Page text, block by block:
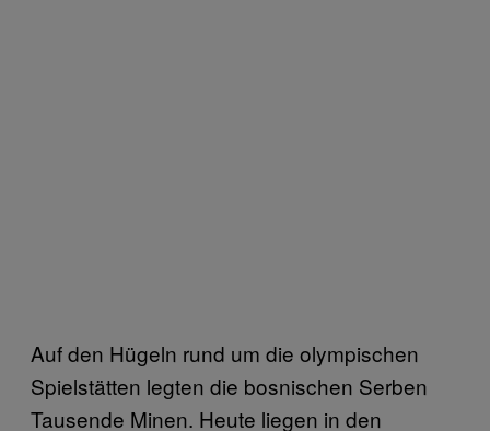
Auf den Hügeln rund um die olympischen
Spielstätten legten die bosnischen Serben
Tausende Minen. Heute liegen in den